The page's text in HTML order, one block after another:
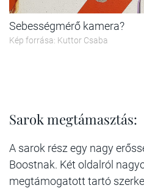
Sebességmérő kamera?
Kép forrása: Kuttor Csaba
Sarok megtámasztás:
A sarok rész egy nagy
Boostnak. Két oldalról
megtámogatott tartó